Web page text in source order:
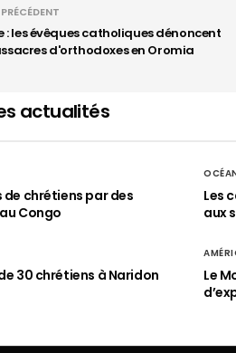
: les évêques catholiques dénoncent
d'orthodoxes en Oromia
actualités
de chrétiens par des
Congo
Les
aux
30 chrétiens à Naridon
Le